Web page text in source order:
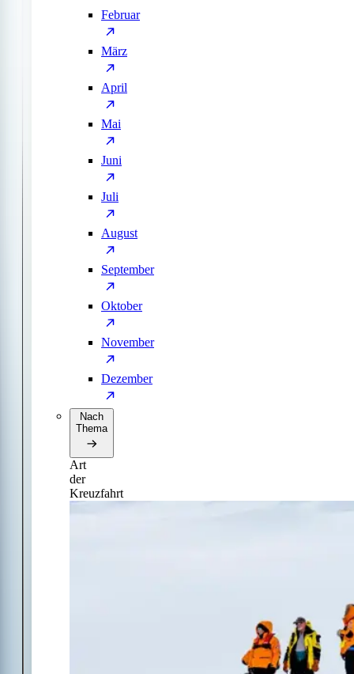
Februar
März
April
Mai
Juni
Juli
August
September
Oktober
November
Dezember
Nach
Thema
Art
der
Kreuzfahrt